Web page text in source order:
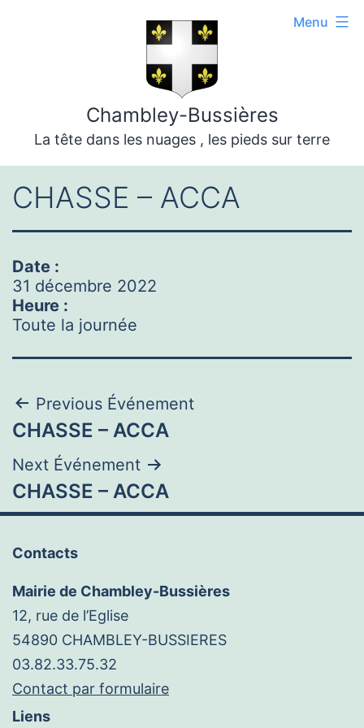
Chambley-Bussières
La tête dans les nuages , les pieds sur terre
Menu
CHASSE – ACCA
Date :
31 décembre 2022
Heure :
Toute la journée
Navigation
de
l’article
Previous Événement
CHASSE – ACCA
Next Événement
CHASSE – ACCA
Contacts
Mairie de Chambley-Bussières
12, rue de l’Eglise
54890 CHAMBLEY-BUSSIERES
03.82.33.75.32
Contact par formulaire
Liens